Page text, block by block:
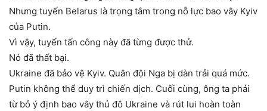
Nhưng tuyến Belarus là trọng tâm trong nỗ lực bao vây Kyiv
của Putin.
Vì vậy, tuyến tấn công này đã từng được thử.
Nó đã thất bại.
Ukraine đã bảo vệ Kyiv. Quân đội Nga bị dàn trải quá mức.
Putin không thể duy trì chiến dịch. Cuối cùng, ông ta phải
từ bỏ ý định bao vây thủ đô Ukraine và rút lui hoàn toàn